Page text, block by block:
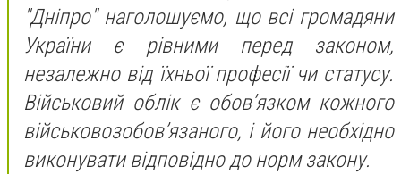
"Дніпро" наголошуємо, що всі громадяни
України є рівними перед законом,
незалежно від їхньої професії чи статусу.
Військовий облік є обов’язком кожного
військовозобов’язаного, і його необхідно
виконувати відповідно до норм закону.